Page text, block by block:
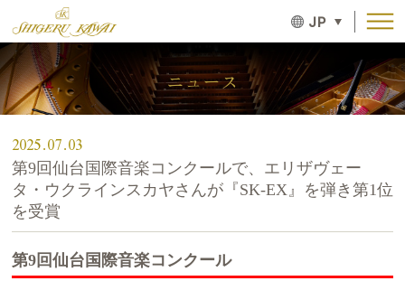
JP
ニュース
2025.07.03
第9回仙台国際音楽コンクールで、エリザヴェー
タ・ウクラインスカヤさんが『SK-EX』を弾き第1位
を受賞
第9回仙台国際音楽コンクール